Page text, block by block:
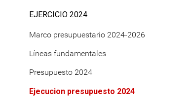
EJERCICIO 2024
Marco presupuestario 2024-2026
Líneas fundamentales
Presupuesto 2024
Ejecucion presupuesto 2024